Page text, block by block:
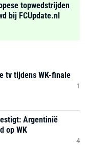
topwedstrijden
bij FCUpdate.nl
tv tijdens WK-finale
1
Argentinië
op WK
4